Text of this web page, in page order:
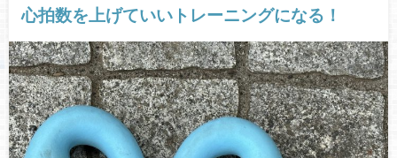
心拍数を上げていいトレーニングになる！